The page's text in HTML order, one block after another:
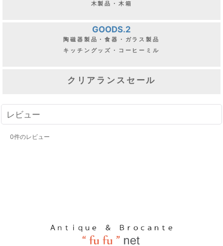
木製品・木箱
GOODS.2
陶磁器製品・食器・ガラス製品
キッチングッズ・コーヒーミル
クリアランスセール
レビュー
0件のレビュー